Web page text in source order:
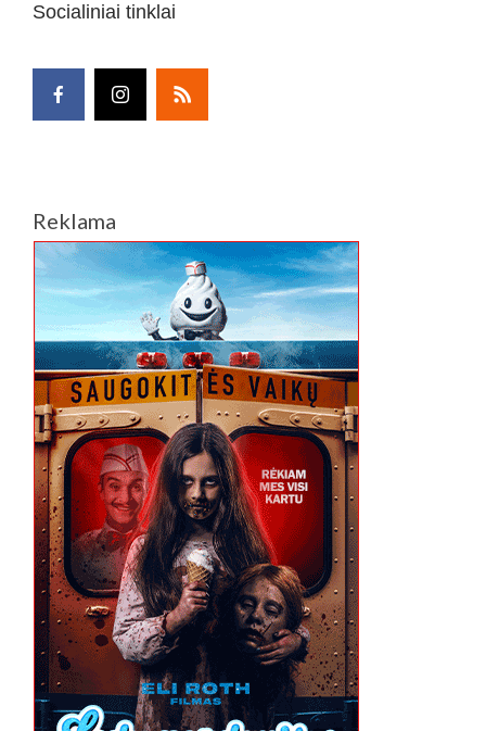
Socialiniai tinklai
Reklama